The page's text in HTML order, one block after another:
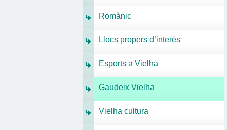
Romànic
Llocs propers d’interès
Esports a Vielha
Gaudeix Vielha
Vielha cultura